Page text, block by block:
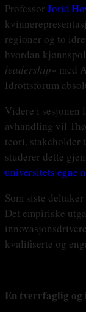
Professor Jorid
regioner og to
hvordan
leadership» med
Idrottsforum
Videre i sesjonen
avhandling vil
teori, stakeholder
studerer dette
universitets egne
Som siste
Det empiriske
kvalifiserte og
En tverrfaglig og